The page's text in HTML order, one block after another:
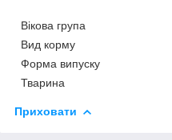
Вікова група
Вид корму
Форма випуску
Тварина
Приховати